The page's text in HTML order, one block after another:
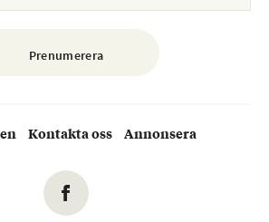
Kontakta oss Annonsera